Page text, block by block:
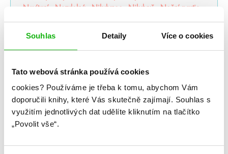
Souhlas Detaily Více o cookies
Tato webová stránka používá cookies
cookies? Používáme je třeba k tomu, abychom Vám
doporučili knihy, které Vás skutečně zajímají. Souhlas s
využitím jednotlivých dat udělíte kliknutím na tlačítko
„Povolit vše“.
Nevítaní Nezdolná Nikdynoc Nikdyuš
Noční partie
Pamatuj na smrt
Panův tajemný odkaz
Pasažérka
Percy Jackson
Pěškopisy
Phobos Píseň zimy
Plující svět
Pod štítem magie
pomaláromantika
Pomněnka
Pomsta & rozbřesk
Pozorovatelka
Prázdné sliby
Příběh magie